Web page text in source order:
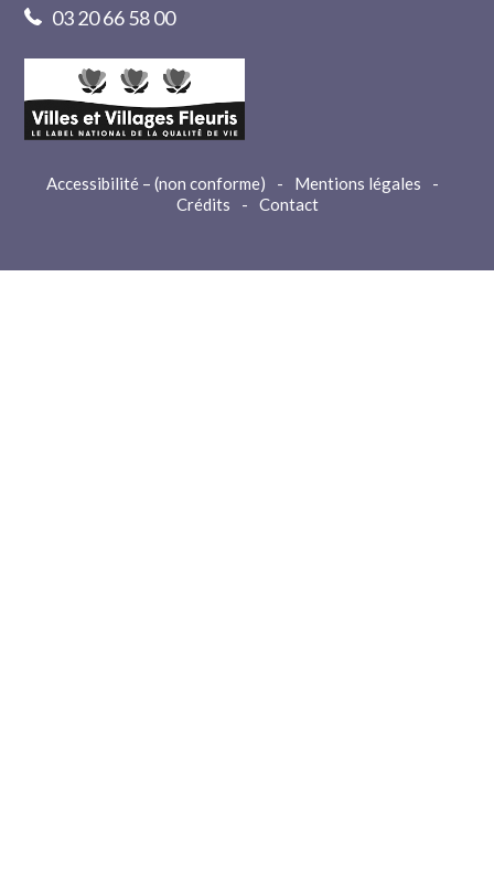
03 20 66 58 00
Accessibilité – (non conforme) - Mentions légales
-
Crédits
- Contact